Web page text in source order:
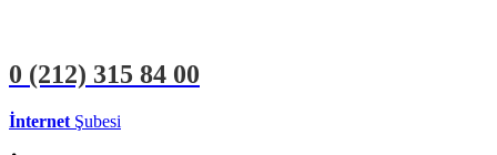
0 (212) 315 84 00
İnternet Şubesi